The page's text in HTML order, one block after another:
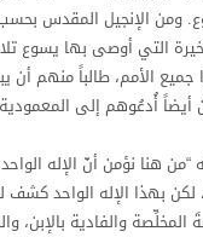
ومن الإنجيل المقدس
التي أوصى بها يسوع
جميع الأمم، طالباً منهم أن
أُدعُوهم إلى المعمودية
هنا نؤمن أنّ الإله
بهذا الإله الواحد كشف
المخلِّصة والفادية بالإبن،